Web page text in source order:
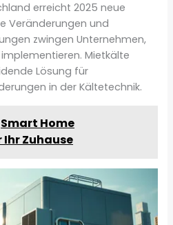
erreicht 2025 neue
Veränderungen und
zwingen Unternehmen,
Mietkälte
Lösung für
in der Kältetechnik.
Smart Home
Zuhause